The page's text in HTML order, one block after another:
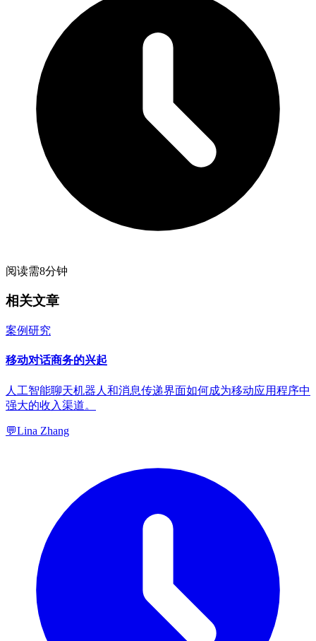
阅读需8分钟
相关文章
案例研究
移动对话商务的兴起
人工智能聊天机器人和消息传递界面如何成为移动应用程序中
强大的收入渠道。
💬Lina Zhang